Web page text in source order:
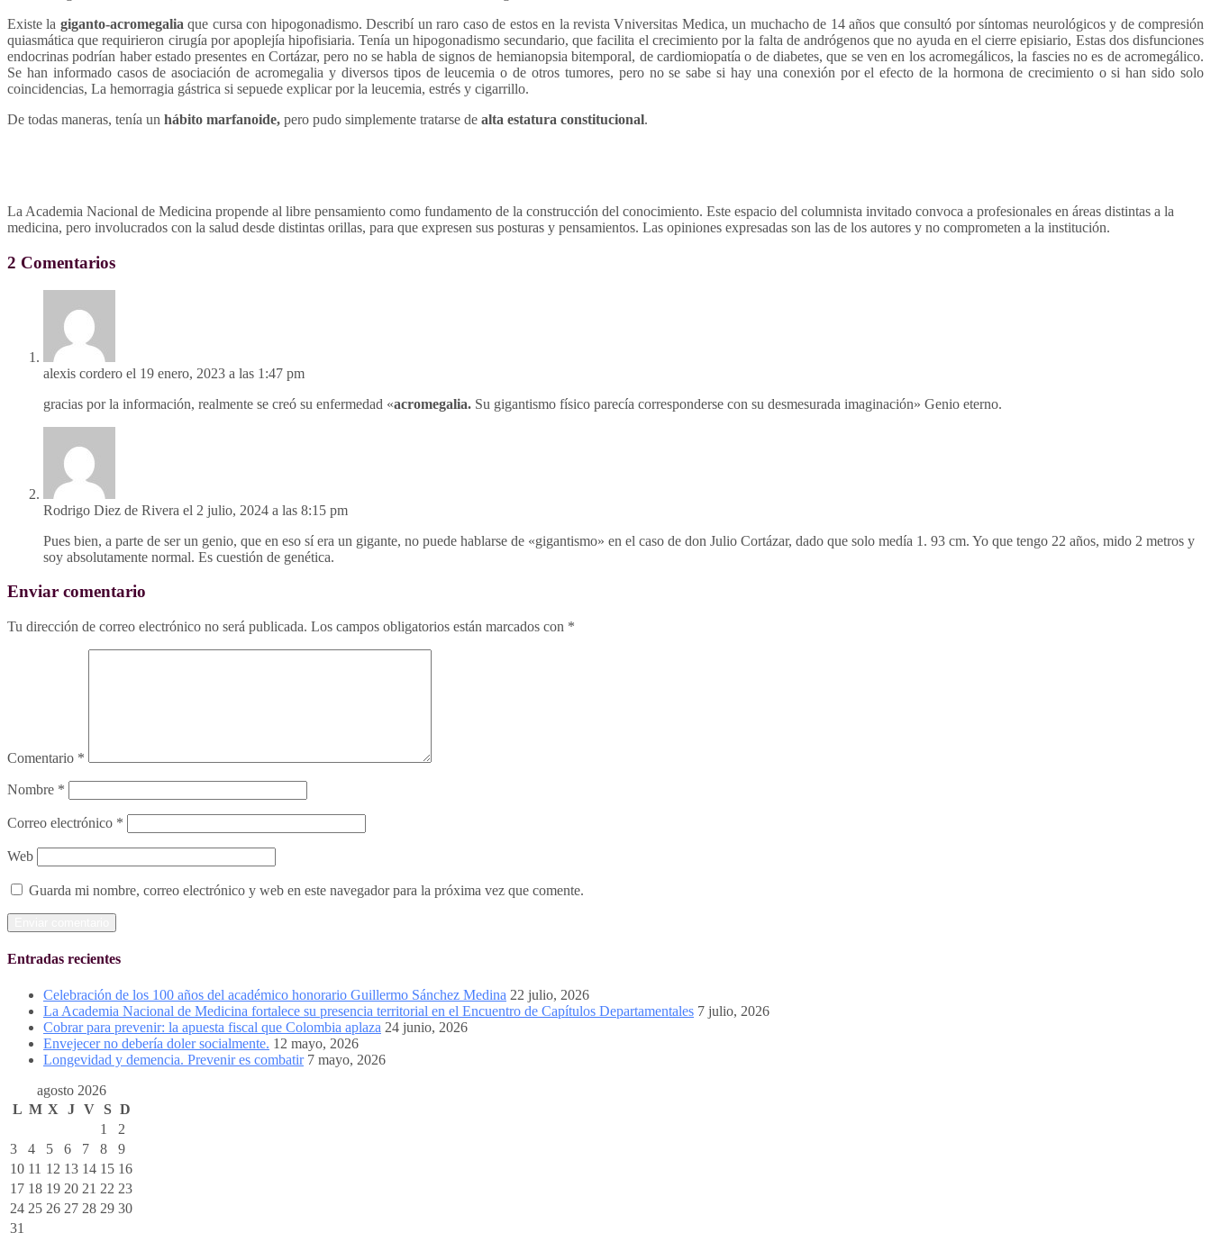
Existe la giganto-acromegalia que cursa con hipogonadismo. Describí un raro caso de estos en la revista Vniversitas Medica, un muchacho de 14 años que consultó por síntomas neurológicos y de compresión
quiasmática que requirieron cirugía por apoplejía hipofisiaria. Tenía un hipogonadismo secundario, que facilita el crecimiento por la falta de andrógenos que no ayuda en el cierre episiario, Estas dos disfunciones
endocrinas podrían haber estado presentes en Cortázar, pero no se habla de signos de hemianopsia bitemporal, de cardiomiopatía o de diabetes, que se ven en los acromegálicos, la fascies no es de acromegálico.
Se han informado casos de asociación de acromegalia y diversos tipos de leucemia o de otros tumores, pero no se sabe si hay una conexión por el efecto de la hormona de crecimiento o si han sido solo
coincidencias, La hemorragia gástrica si sepuede explicar por la leucemia, estrés y cigarrillo.
De todas maneras, tenía un hábito marfanoide, pero pudo simplemente tratarse de alta estatura constitucional.
La Academia Nacional de Medicina propende al libre pensamiento como fundamento de la construcción del conocimiento. Este espacio del columnista invitado convoca a profesionales en áreas distintas a la
medicina, pero involucrados con la salud desde distintas orillas, para que expresen sus posturas y pensamientos. Las opiniones expresadas son las de los autores y no comprometen a la institución.
2 Comentarios
alexis cordero el 19 enero, 2023 a las 1:47 pm
gracias por la información, realmente se creó su enfermedad «acromegalia. Su gigantismo físico parecía corresponderse con su desmesurada imaginación» Genio eterno.
Rodrigo Diez de Rivera el 2 julio, 2024 a las 8:15 pm
Pues bien, a parte de ser un genio, que en eso sí era un gigante, no puede hablarse de «gigantismo» en el caso de don Julio Cortázar, dado que solo medía 1. 93 cm. Yo que tengo 22 años, mido 2 metros y
soy absolutamente normal. Es cuestión de genética.
Enviar comentario
Tu dirección de correo electrónico no será publicada. Los campos obligatorios están marcados con *
Comentario *
Nombre *
Correo electrónico *
Web
Guarda mi nombre, correo electrónico y web en este navegador para la próxima vez que comente.
Entradas recientes
Celebración de los 100 años del académico honorario Guillermo Sánchez Medina 22 julio, 2026
La Academia Nacional de Medicina fortalece su presencia territorial en el Encuentro de Capítulos Departamentales 7 julio, 2026
Cobrar para prevenir: la apuesta fiscal que Colombia aplaza 24 junio, 2026
Envejecer no debería doler socialmente. 12 mayo, 2026
Longevidad y demencia. Prevenir es combatir 7 mayo, 2026
agosto 2026
L M X J V S D
1
2
3
4 5 6 7 8
9
10 11 12 13 14 15 16
17 18 19 20 21 22 23
24 25 26 27 28 29 30
31